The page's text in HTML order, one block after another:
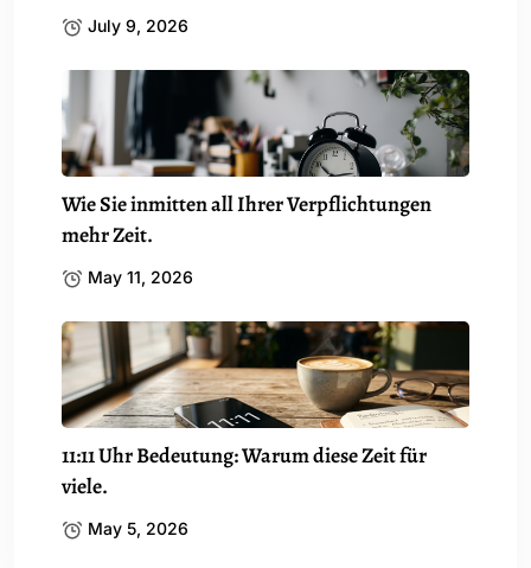
July 9, 2026
Wie Sie inmitten all Ihrer Verpflichtungen
mehr Zeit.
May 11, 2026
11:11 Uhr Bedeutung: Warum diese Zeit für
viele.
May 5, 2026